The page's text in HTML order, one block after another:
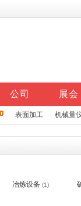
公司 展会
表面加工 机械量
冶炼设备 (1)